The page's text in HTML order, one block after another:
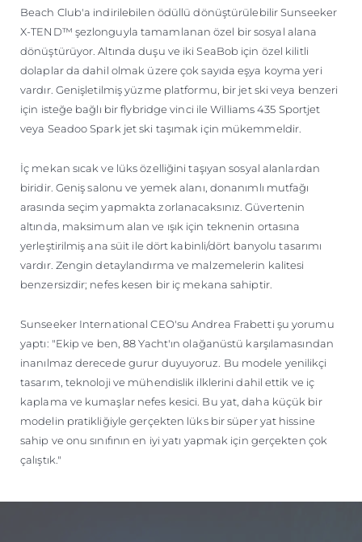
Beach Club'a indirilebilen ödüllü dönüştürülebilir Sunseeker
X-TEND™ şezlonguyla tamamlanan özel bir sosyal alana
dönüştürüyor. Altında duşu ve iki SeaBob için özel kilitli
dolaplar da dahil olmak üzere çok sayıda eşya koyma yeri
vardır. Genişletilmiş yüzme platformu, bir jet ski veya benzeri
için isteğe bağlı bir flybridge vinci ile Williams 435 Sportjet
veya Seadoo Spark jet ski taşımak için mükemmeldir.
İç mekan sıcak ve lüks özelliğini taşıyan sosyal alanlardan
biridir. Geniş salonu ve yemek alanı, donanımlı mutfağı
arasında seçim yapmakta zorlanacaksınız. Güvertenin
altında, maksimum alan ve ışık için teknenin ortasına
yerleştirilmiş ana süit ile dört kabinli/dört banyolu tasarımı
vardır. Zengin detaylandırma ve malzemelerin kalitesi
benzersizdir; nefes kesen bir iç mekana sahiptir.
Sunseeker International CEO'su Andrea Frabetti şu yorumu
yaptı: "Ekip ve ben, 88 Yacht'ın olağanüstü karşılamasından
inanılmaz derecede gurur duyuyoruz. Bu modele yenilikçi
tasarım, teknoloji ve mühendislik ilklerini dahil ettik ve iç
kaplama ve kumaşlar nefes kesici. Bu yat, daha küçük bir
modelin pratikliğiyle gerçekten lüks bir süper yat hissine
sahip ve onu sınıfının en iyi yatı yapmak için gerçekten çok
çalıştık."